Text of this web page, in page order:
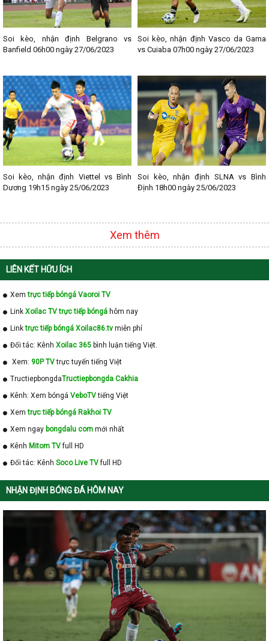
Lịch thi đấu bóng đá các giải nổi bật:
- Lịch thi đấu Ngoại hạng Anh
- Lịch thi đấu La Liga
- Lịch thi đấu Bundesliga
- Lịch thi đấu V - League
- Lịch thi đấu Cup C1
Soi kèo, nhận định Belgrano vs
Banfield 06h00 ngày 27/06/2023
Soi kèo, nhận định Vasco da Gama
vs Cuiaba 07h00 ngày 27/06/2023
Soi kèo, nhận định Viettel vs Bình
Dương 19h15 ngày 25/06/2023
Soi kèo, nhận định SLNA vs Bình
Định 18h00 ngày 25/06/2023
Xem thêm
LIÊN KẾT HỮU ÍCH
Xemtrực tiếp bóngá Vaoroi TV
Link Xoilac TV trực tiếp bóngá hôm nay
Linktrực tiếp bóngá Xoilac86.tv miễn phí
Đối tác: Kênh Xoilac 365 bình luận tiếng Việt.
Xem: 90P TVtrực tuyến tiếng Việt
TructiepbongdaTructiepbongda Cakhia
Kênh: Xem bóngá VeboTVtiếng Việt
Xemtrực tiếp bóngá Rakhoi TV
Xem ngay bongdalu com mới nhất
Kênh Mitom TVfull HD
Đối tác: Kênh Soco Live TVfull HD
NHẬN ĐỊNH BÓNG ĐÁ HÔM NAY